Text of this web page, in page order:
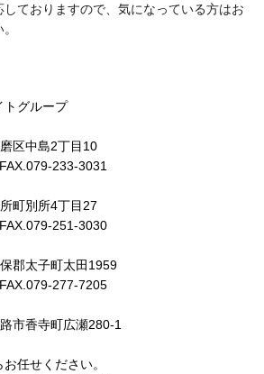
ておりますので、気になっている方はお
トグループ
区中島2丁目10
233-3031
町別所4丁目27
251-3030
郡太子町太田1959
277-7205
市香寺町広瀬280-1
任せください。